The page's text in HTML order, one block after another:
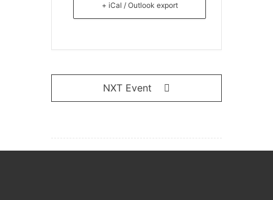
+ iCal / Outlook export
NXT Event